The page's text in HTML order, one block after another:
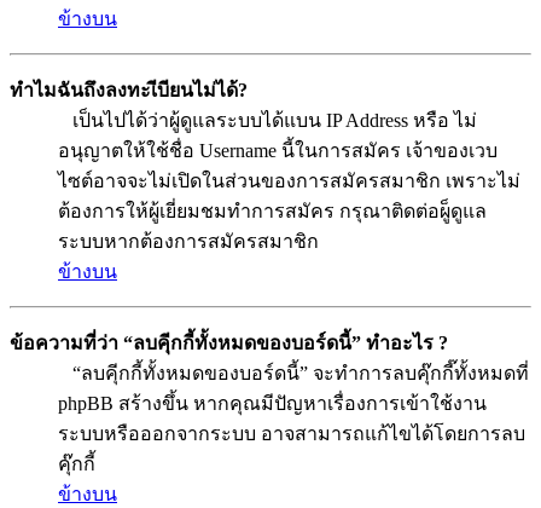
ข้างบน
ทำไมฉันถึงลงทะเีบียนไม่ได้?
เป็นไปได้ว่าผู้ดูแลระบบได้แบน IP Address หรือ ไม่
อนุญาตให้ใช้ชื่อ Username นี้ในการสมัคร เจ้าของเวบ
ไซต์อาจจะไม่เปิดในส่วนของการสมัครสมาชิก เพราะไม่
ต้องการให้ผู้เยี่ยมชมทำการสมัคร กรุณาติดต่อผู็ดูแล
ระบบหากต้องการสมัครสมาชิก
ข้างบน
ข้อความที่ว่า “ลบคุีกกี้ทั้งหมดของบอร์ดนี้” ทำอะไร ?
“ลบคุีกกี้ทั้งหมดของบอร์ดนี้” จะทำการลบคุ๊กกี๊ทั้งหมดที่
phpBB สร้างขึ้น หากคุณมีปัญหาเรื่องการเข้าใช้งาน
ระบบหรือออกจากระบบ อาจสามารถแก้ไขได้โดยการลบ
คุ๊กกี้
ข้างบน